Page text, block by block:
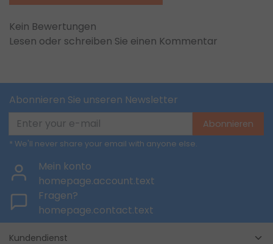
Kein Bewertungen
Lesen oder schreiben Sie einen Kommentar
Abonnieren Sie unseren Newsletter
Abonnieren
* We'll never share your email with anyone else.
Mein konto
homepage.account.text
Fragen?
homepage.contact.text
Kundendienst